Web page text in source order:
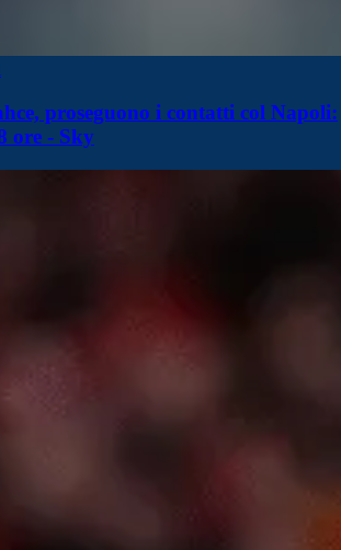
proseguono i contatti col Napoli:
ore - Sky